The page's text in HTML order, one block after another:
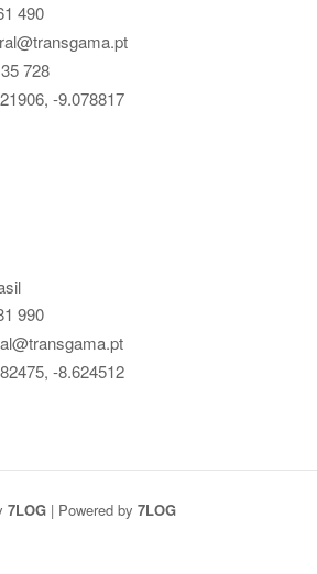
490
728
-9.078817
990
-8.624512
7LOG | Powered by 7LOG